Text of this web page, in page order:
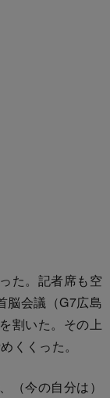
た。記者席も空
脳会議（G7広島
割いた。その上
くくった。
（今の自分は）